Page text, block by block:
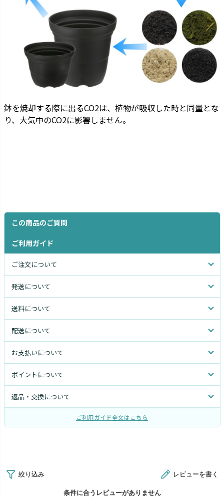
鉢を焼却する際に出るCO2は、植物が吸収した時と同量とな
り、大気中のCO2に影響しません。
この商品のご質問
ご利用ガイド
ご注文について
発送について
送料について
配送について
お支払いについて
ポイントについて
返品・交換について
ご利用ガイド全文はこちら